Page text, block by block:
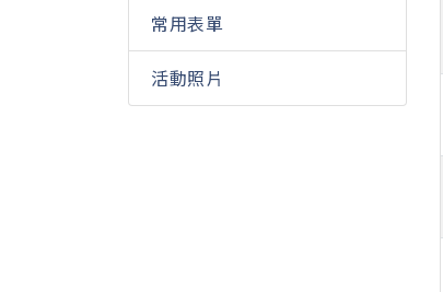
常用表單
活動照片